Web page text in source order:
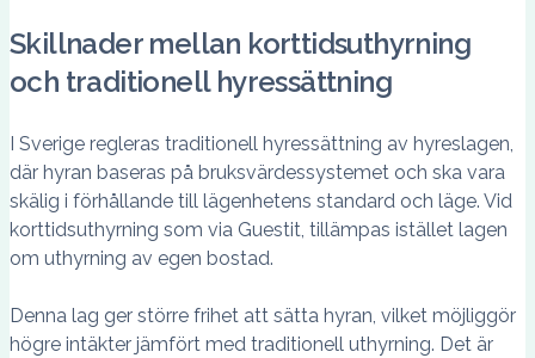
Skillnader mellan korttidsuthyrning
och traditionell hyressättning
I Sverige regleras traditionell hyressättning av hyreslagen,
där hyran baseras på bruksvärdessystemet och ska vara
skälig i förhållande till lägenhetens standard och läge. Vid
korttidsuthyrning som via Guestit, tillämpas istället lagen
om uthyrning av egen bostad.
Denna lag ger större frihet att sätta hyran, vilket möjliggör
högre intäkter jämfört med traditionell uthyrning. Det är